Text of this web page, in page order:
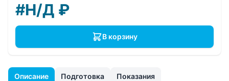
Описание Подготовка Показания
#Н/Д ₽
В корзину